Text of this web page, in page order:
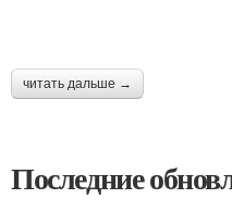
читать дальше →
Последние